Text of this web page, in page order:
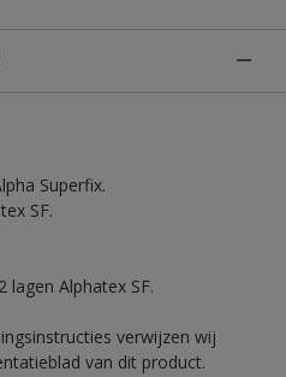
Superfix.
SF.
lagen Alphatex SF.
verwijzen wij
van dit product.